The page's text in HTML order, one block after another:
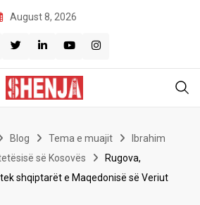
August 8, 2026
Blog Tema e muajit
Ibrahim
së Kosovës
Rugova,
shqiptarët e Maqedonisë së Veriut